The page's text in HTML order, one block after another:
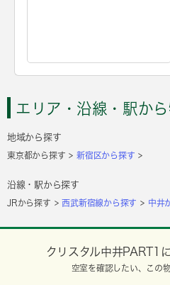
エリア・沿線・駅か
地域から探す
東京都から探す 新宿区から探す
沿線・駅から探す
JRから探す 西武新宿線から探す 中井
クリスタル中井PART1
空室を確認したい、この